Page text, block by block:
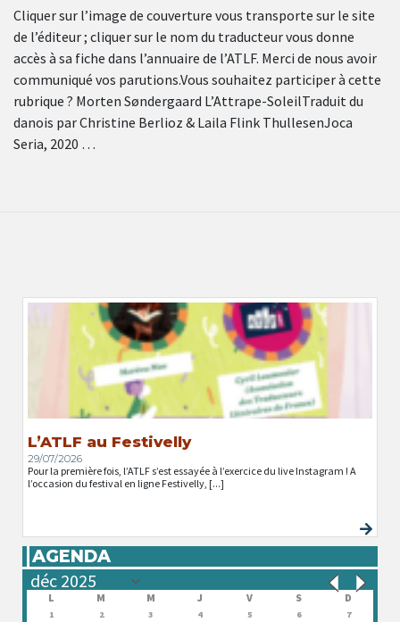
Cliquer sur l’image de couverture vous transporte sur le site
de l’éditeur ; cliquer sur le nom du traducteur vous donne
accès à sa fiche dans l’annuaire de l’ATLF. Merci de nous avoir
communiqué vos parutions.Vous souhaitez participer à cette
rubrique ? Morten Søndergaard L’Attrape-SoleilTraduit du
danois par Christine Berlioz & Laila Flink ThullesenJoca
Seria, 2020 …
L’ATLF au Festivelly
29/07/2026
Pour la première fois, l’ATLF s’est essayée à l’exercice du live Instagram ! A
l’occasion du festival en ligne Festivelly, [...]
AGENDA
L M M J V S D
1 2 3 4 5 6
7